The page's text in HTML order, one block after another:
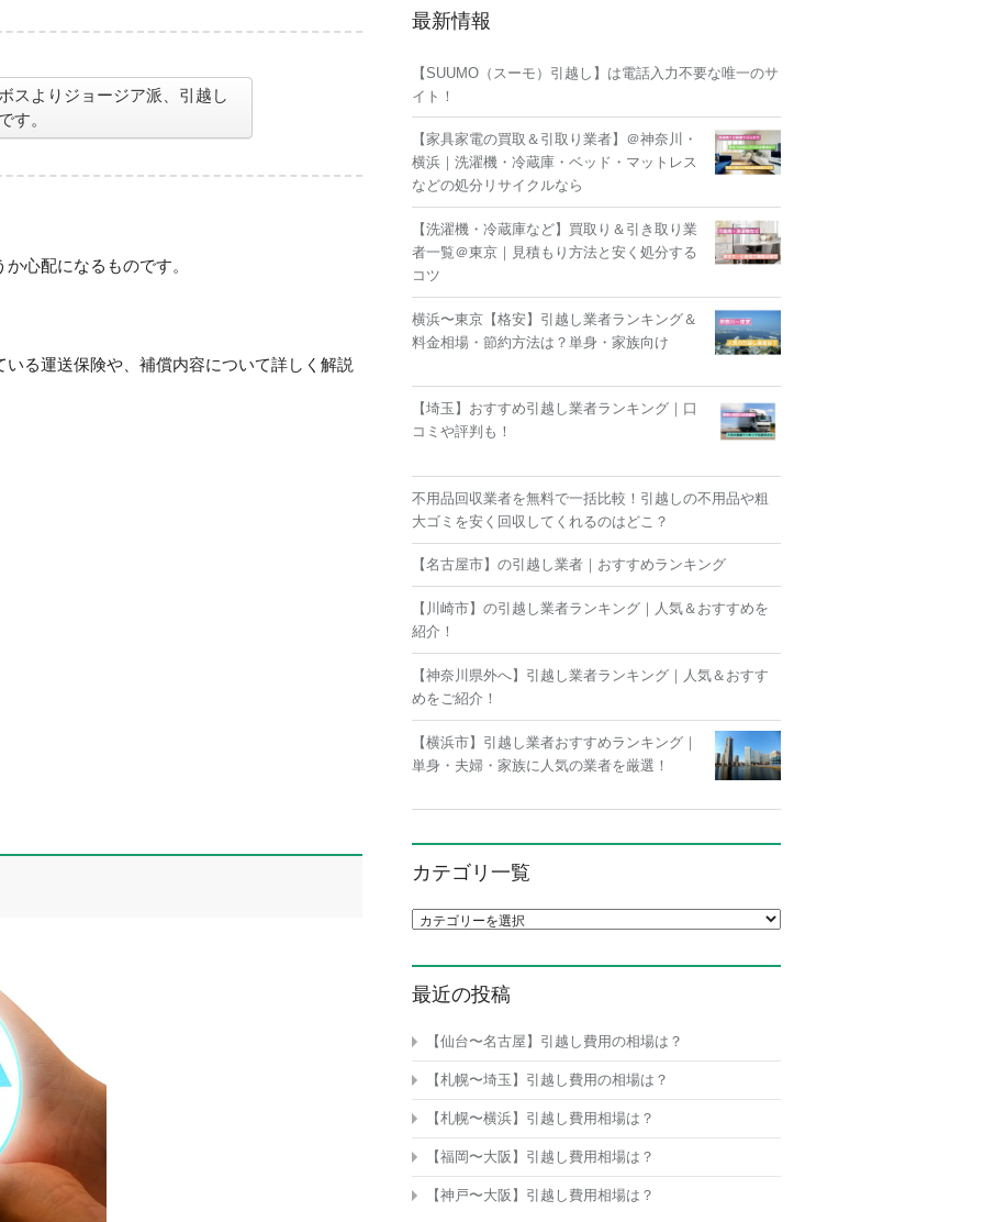
スよりジョージア派、引越し
す。
心配になるものです。
る運送保険や、補償内容について詳しく解説
最新情報
【SUUMO（スーモ）引越し】は電話入力不要な唯一のサ
イト！
【家具家電の買取＆引取り業者】＠神奈川・
横浜｜洗濯機・冷蔵庫・ベッド・マットレス
などの処分リサイクルなら
【洗濯機・冷蔵庫など】買取り＆引き取り業
者一覧＠東京｜見積もり方法と安く処分する
コツ
横浜〜東京【格安】引越し業者ランキング＆
料金相場・節約方法は？単身・家族向け
【埼玉】おすすめ引越し業者ランキング｜口
コミや評判も！
不用品回収業者を無料で一括比較！引越しの不用品や粗
大ゴミを安く回収してくれるのはどこ？
【名古屋市】の引越し業者｜おすすめランキング
【川崎市】の引越し業者ランキング｜人気＆おすすめを
紹介！
【神奈川県外へ】引越し業者ランキング｜人気＆おすす
めをご紹介！
【横浜市】引越し業者おすすめランキング｜
単身・夫婦・家族に人気の業者を厳選！
カテゴリ一覧
カテゴリ一覧
最近の投稿
【仙台〜名古屋】引越し費用の相場は？
【札幌〜埼玉】引越し費用の相場は？
【札幌〜横浜】引越し費用相場は？
【福岡〜大阪】引越し費用相場は？
【神戸〜大阪】引越し費用相場は？